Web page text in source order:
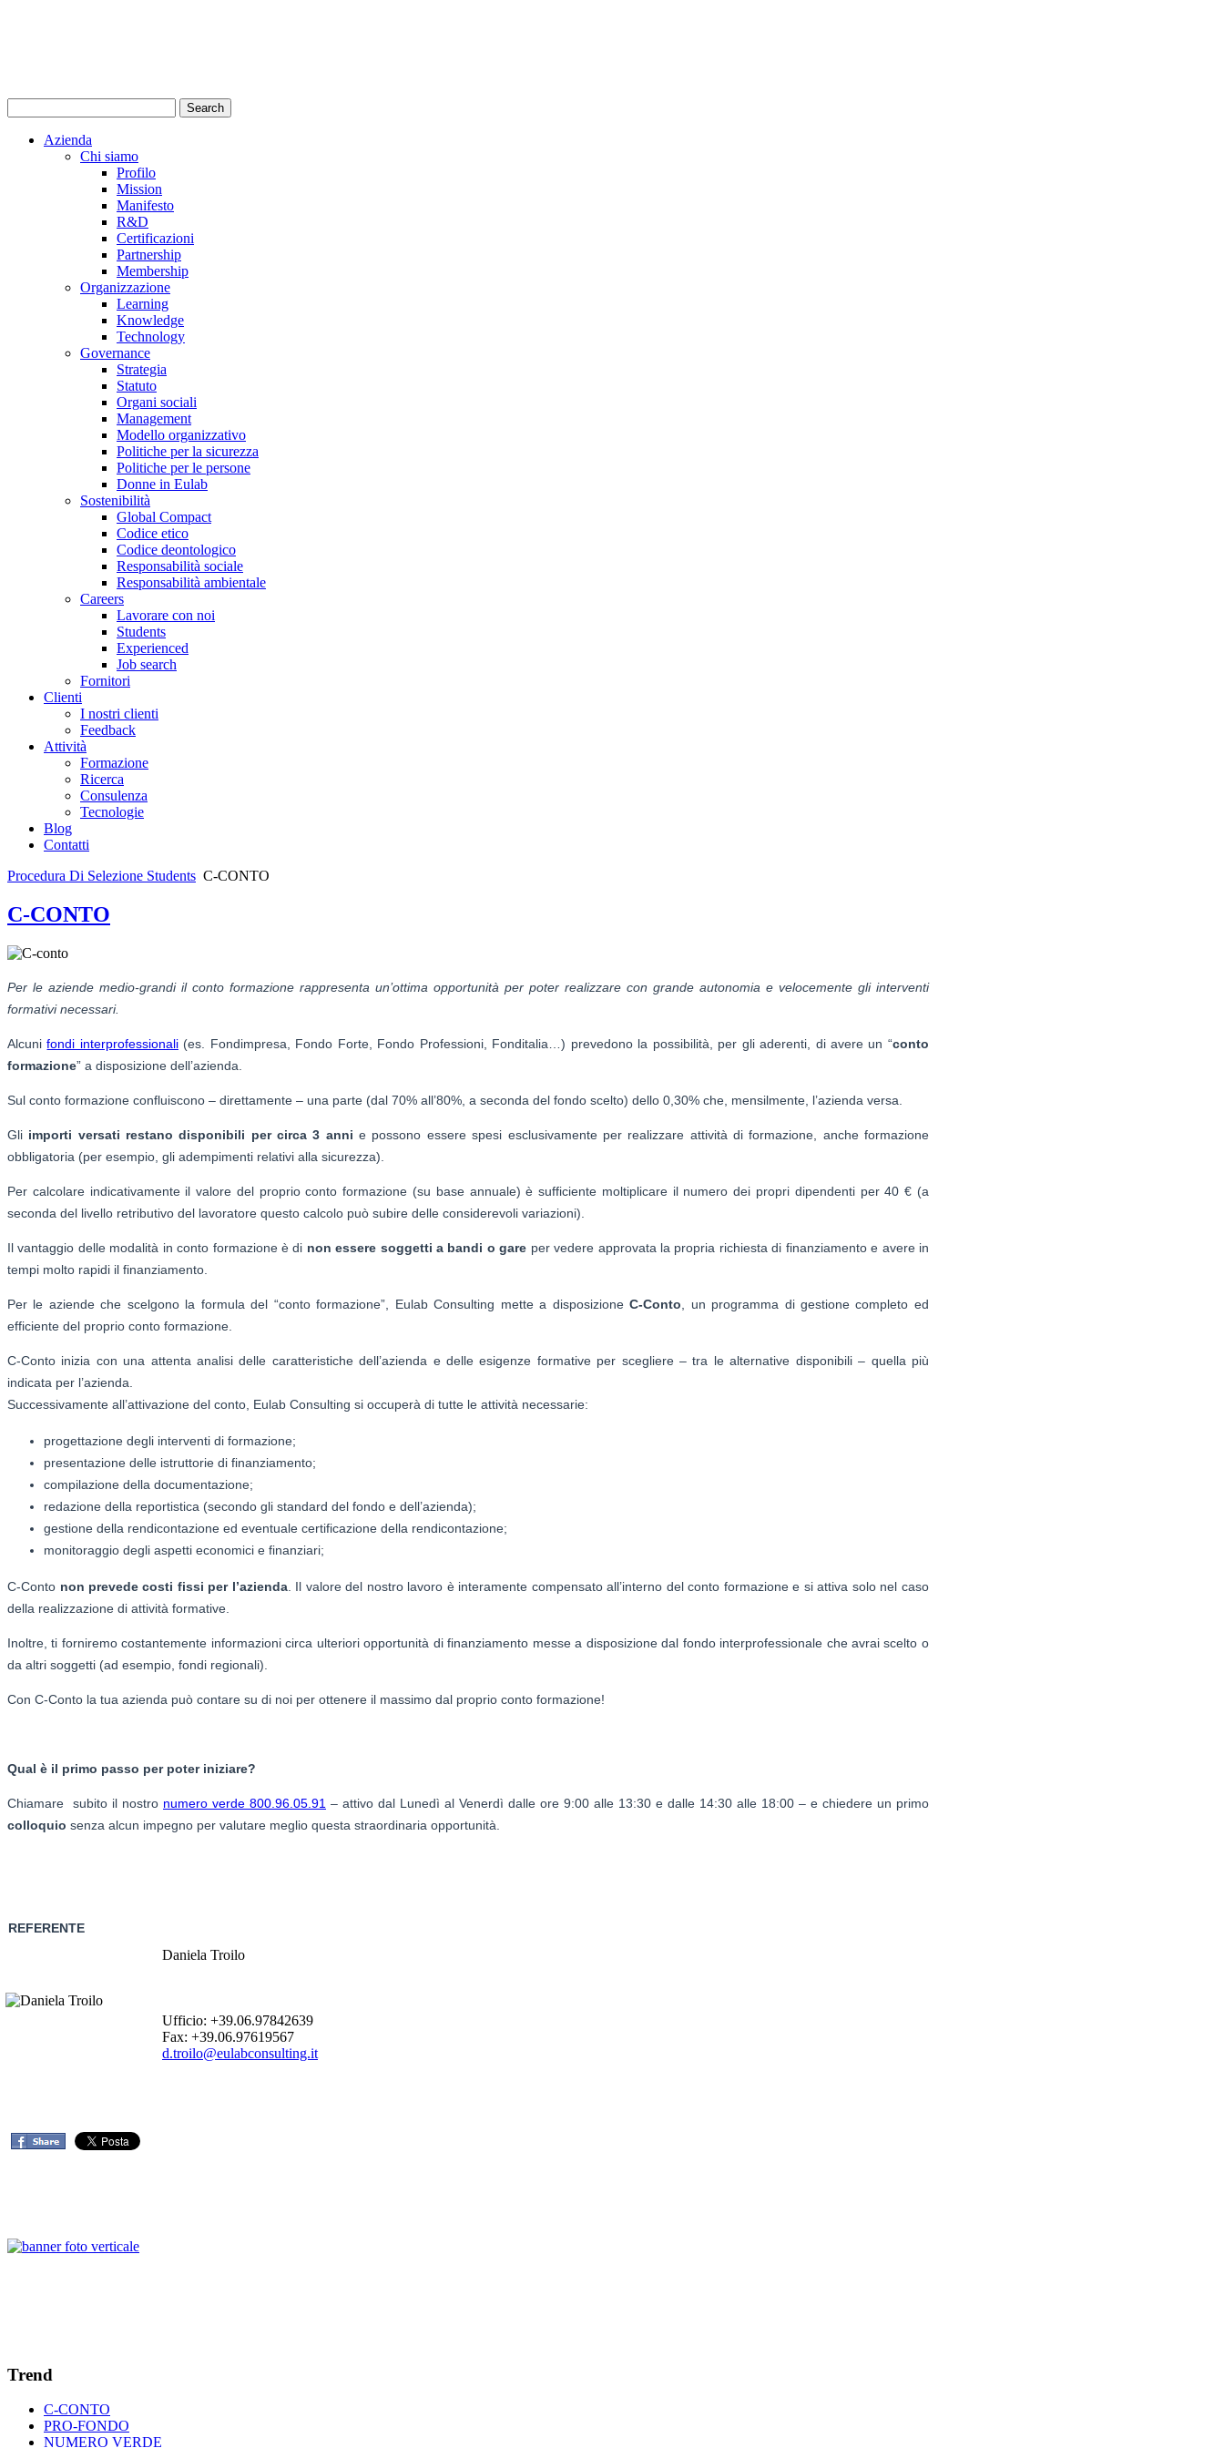
Azienda
Chi siamo
Profilo
Mission
Manifesto
R&D
Certificazioni
Partnership
Membership
Organizzazione
Learning
Knowledge
Technology
Governance
Strategia
Statuto
Organi sociali
Management
Modello organizzativo
Politiche per la sicurezza
Politiche per le persone
Donne in Eulab
Sostenibilità
Global Compact
Codice etico
Codice deontologico
Responsabilità sociale
Responsabilità ambientale
Careers
Lavorare con noi
Students
Experienced
Job search
Fornitori
Clienti
I nostri clienti
Feedback
Attività
Formazione
Ricerca
Consulenza
Tecnologie
Blog
Contatti
Procedura Di Selezione Students C-CONTO
C-CONTO
Per le aziende medio-grandi il conto formazione rappresenta un’ottima opportunità per poter realizzare con grande autonomia e velocemente gli interventi
formativi necessari.
Alcunifondi interprofessionali(es. Fondimpresa, Fondo Forte, Fondo Professioni, Fonditalia…) prevedono la possibilità, per gli aderenti, di avere un “conto
formazione” a disposizione dell’azienda.
Sul conto formazione confluiscono – direttamente – una parte (dal 70% all’80%, a seconda del fondo scelto) dello 0,30% che, mensilmente, l’azienda versa.
Gli importi versati restano disponibili per circa 3 anni e possono essere spesi esclusivamente per realizzare attività di formazione, anche formazione
obbligatoria (per esempio, gli adempimenti relativi alla sicurezza).
Per calcolare indicativamente il valore del proprio conto formazione (su base annuale) è sufficiente moltiplicare il numero dei propri dipendenti per 40 € (a
seconda del livello retributivo del lavoratore questo calcolo può subire delle considerevoli variazioni).
Il vantaggio delle modalità in conto formazione è di non essere soggetti a bandi o gare per vedere approvata la propria richiesta di finanziamento e avere in
tempi molto rapidi il finanziamento.
Per le aziende che scelgono la formula del “conto formazione”, Eulab Consulting mette a disposizioneC-Conto , un programma di gestione completo ed
efficiente del proprio conto formazione.
C-Conto inizia con una attenta analisi delle caratteristiche dell’azienda e delle esigenze formative per scegliere – tra le alternative disponibili – quella più
indicata per l’azienda.
Successivamente all’attivazione del conto, Eulab Consulting si occuperà di tutte le attività necessarie:
progettazione degli interventi di formazione;
presentazione delle istruttorie di finanziamento;
compilazione della documentazione;
redazione della reportistica (secondo gli standard del fondo e dell’azienda);
gestione della rendicontazione ed eventuale certificazione della rendicontazione;
monitoraggio degli aspetti economici e finanziari;
C-Conto non prevede costi fissi per l’azienda. Il valore del nostro lavoro è interamente compensato all’interno del conto formazione e si attiva solo nel caso
della realizzazione di attività formative.
Inoltre, ti forniremo costantemente informazioni circa ulteriori opportunità di finanziamento messe a disposizione dal fondo interprofessionale che avrai scelto o
da altri soggetti (ad esempio, fondi regionali).
Con C-Conto la tua azienda può contare su di noi per ottenere il massimo dal proprio conto formazione!
Qual è il primo passo per poter iniziare?
Chiamare subito il nostro numero verde 800.96.05.91 – attivo dal Lunedì al Venerdì dalle ore 9:00 alle 13:30 e dalle 14:30 alle 18:00 – e chiedere un primo
colloquio senza alcun impegno per valutare meglio questa straordinaria opportunità.
REFERENTE
Daniela Troilo
Ufficio: +39.06.97842639
Fax: +39.06.97619567
d.troilo@eulabconsulting.it
Trend
C-CONTO
PRO-FONDO
NUMERO VERDE